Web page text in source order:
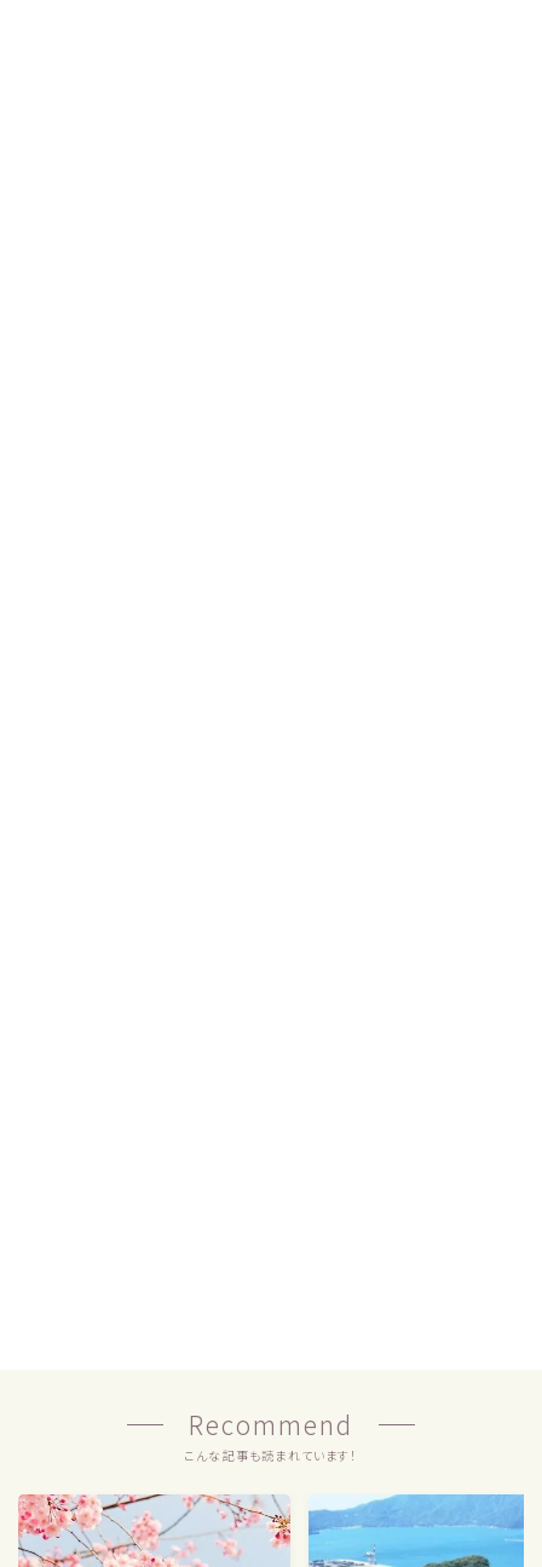
Recommend
こんな記事も読まれています！